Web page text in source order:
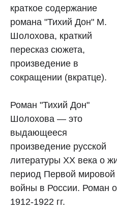
краткое содержание
романа "Тихий Дон" М.
Шолохова, краткий
пересказ сюжета,
произведение в
сокращении (вкратце).
Роман "Тихий Дон"
Шолохова — это
выдающееся
произведение русской
литературы XX века о
период Первой
войны в России. Роман
1912-1922 гг.